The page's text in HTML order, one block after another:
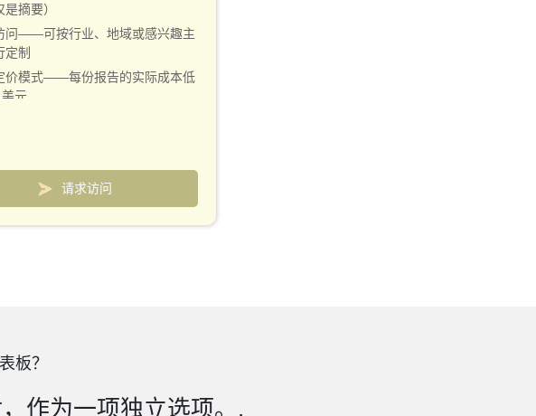
摘要）
问——可按行业、地域或感兴趣主
定制
价模式——每份报告的实际成本低
元
请求访问
板？
作为一项独立选项。.